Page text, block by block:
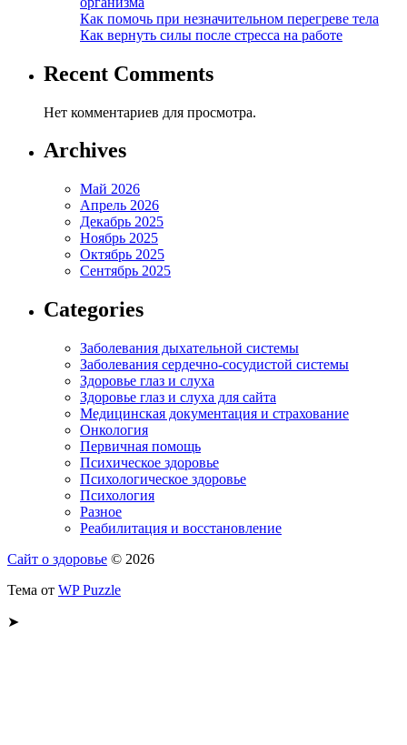
Как помочь при незначительном перегреве тела
Как вернуть силы после стресса на работе
Recent Comments
Нет комментариев для просмотра.
Archives
Май 2026
Апрель 2026
Декабрь 2025
Ноябрь 2025
Октябрь 2025
Сентябрь 2025
Categories
Заболевания дыхательной системы
Заболевания сердечно-сосудистой системы
Здоровье глаз и слуха
Здоровье глаз и слуха для сайта
Медицинская документация и страхование
Онкология
Первичная помощь
Психическое здоровье
Психологическое здоровье
Психология
Разное
Реабилитация и восстановление
Сайт о здоровье © 2026
Тема от WP Puzzle
➤